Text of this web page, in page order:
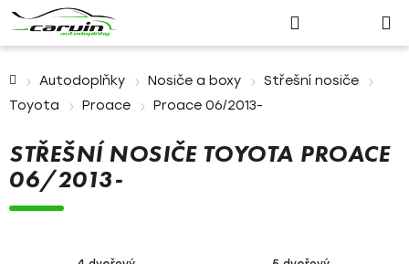
Přihlášení
košík
Autodoplňky Nosiče a boxy
Střešní nosiče
Toyota
Proace Proace 06/2013-
STŘEŠNÍ NOSIČE TOYOTA PROACE
06/2013-